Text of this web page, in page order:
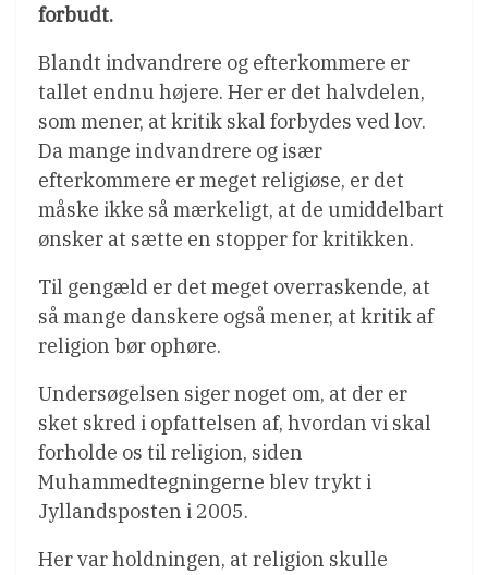
forbudt.
Blandt indvandrere og efterkommere er
tallet endnu højere. Her er det halvdelen,
som mener, at kritik skal forbydes ved lov.
Da mange indvandrere og især
efterkommere er meget religiøse, er det
måske ikke så mærkeligt, at de umiddelbart
ønsker at sætte en stopper for kritikken.
Til gengæld er det meget overraskende, at
så mange danskere også mener, at kritik af
religion bør ophøre.
Undersøgelsen siger noget om, at der er
sket skred i opfattelsen af, hvordan vi skal
forholde os til religion, siden
Muhammedtegningerne blev trykt i
Jyllandsposten i 2005.
Her var holdningen, at religion skulle